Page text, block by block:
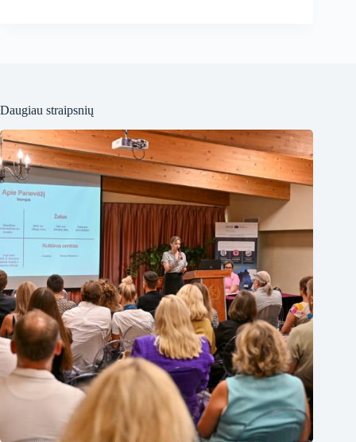
Daugiau straipsnių